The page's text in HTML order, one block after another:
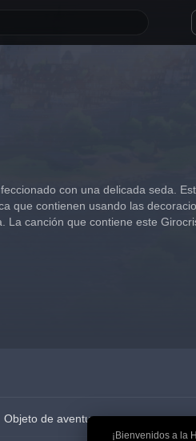
🎉 ¡Bienvenidos a
con una delicada seda.
que contienen usando las
La canción que contiene este
Objeto de aventura